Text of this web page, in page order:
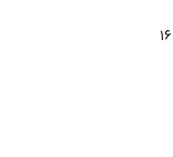
هویت ایرانی و گفت‌وگو با مازیار قویدل ـ ۱۶